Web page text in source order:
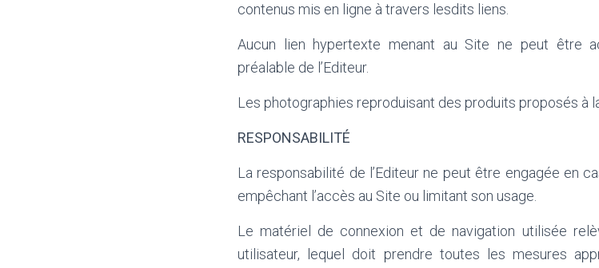
contenus mis en ligne à travers lesdits liens.
Aucun lien hypertexte menant au Site ne peut être
préalable de l’Editeur.
Les photographies reproduisant des produits proposés à
RESPONSABILITÉ
La responsabilité de l’Editeur ne peut être engagée en
empêchant l’accès au Site ou limitant son usage.
Le matériel de connexion et de navigation utilisée
utilisateur, lequel doit prendre toutes les mesures